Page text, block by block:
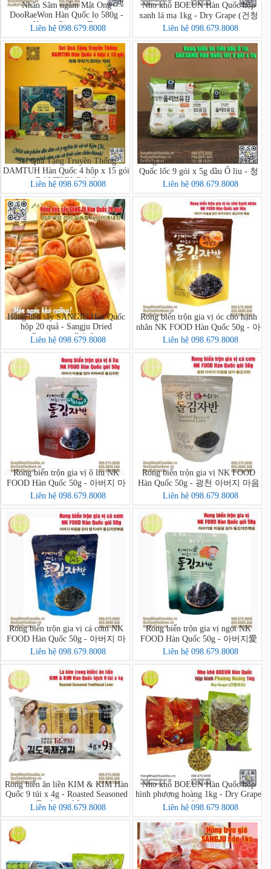
Nhân Sâm ngâm Mật Ong
DooRaeWon Hàn Quốc lọ 580g -
Honey Ginseng Tea
Liên hệ 098.679.8008
Nho khô BOEUN Hàn Quốc hộp
xanh lá mạ 1kg - Dry Grape (건청
포도)
Liên hệ 098.679.8008
Set Quà Tặng Truyền Thống
DAMTUH Hàn Quốc 4 hộp x 15 gói
- DAMTUH Gift Set
Liên hệ 098.679.8008
Rong biển ăn liền DAESANG Hàn
Quốc lốc 9 gói x 5g dầu Ô liu - 청
정원 올리브유 재래김
Liên hệ 098.679.8008
Hồng dẻo sấy SANGJU Hàn Quốc
hộp 20 quả - Sangju Dried
Persimmon Gift Set
Liên hệ 098.679.8008
Rong biển trộn gia vị óc chó hạnh
nhân NK FOOD Hàn Quốc 50g - 아
버지 마음을 담아 호두아몬드 돌
김자반 볶음
Liên hệ 098.679.8008
Rong biển trộn gia vị ô liu NK
FOOD Hàn Quốc 50g - 아버지 마
음을 담아 아마씨유 돌김자반
Liên hệ 098.679.8008
Rong biển trộn gia vị NK FOOD
Hàn Quốc 50g - 광천 아버지 마음
을 담아 돌김자반
Liên hệ 098.679.8008
Rong biển trộn gia vị cá cơm NK
FOOD Hàn Quốc 50g - 아버지 마
음을 담아 멸치새우 돌김자반볶음
Liên hệ 098.679.8008
Rong biển trộn gia vị ngọt NK
FOOD Hàn Quốc 50g - 아버지愛
마음을 담아 돌김자반볶음
Liên hệ 098.679.8008
Rong biển ăn liền KIM & KIM Hàn
Quốc 9 túi x 4g - Roasted Seasoned
Traditional Laver
Liên hệ 098.679.8008
Nho khô BOEUN Hàn Quốc hộp
hình phượng hoàng 1kg - Dry Grape
(건청포도)
Liên hệ 098.679.8008